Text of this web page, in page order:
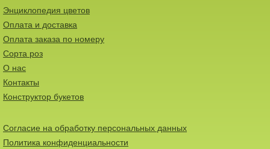
Энциклопедия цветов
Оплата и доставка
Оплата заказа по номеру
Сорта роз
О нас
Контакты
Конструктор букетов
Согласие на обработку персональных данных
Политика конфиденциальности